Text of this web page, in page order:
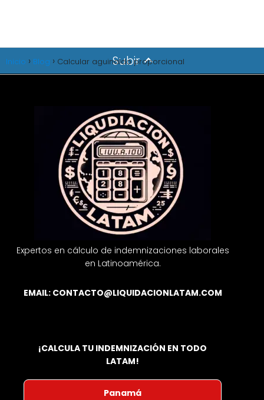
Inicio Blog Calcular aguinaldo proporcional
Subir
Expertos en cálculo de indemnizaciones laborales
en Latinoamérica.
EMAIL: CONTACTO@LIQUIDACIONLATAM.COM
¡CALCULA TU INDEMNIZACIÓN EN TODO
LATAM!
Panamá